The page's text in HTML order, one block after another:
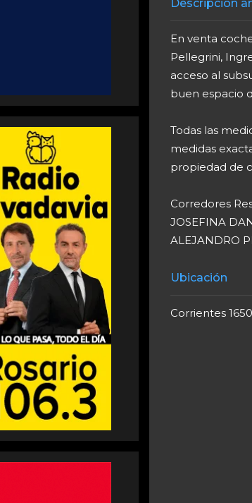
Descripción
En venta
Pellegrini,
acceso al
buen espacio
Todas las
medidas
propiedad de
Corredores
JOSEFINA
ALEJANDRO
Ubicación
Corrientes